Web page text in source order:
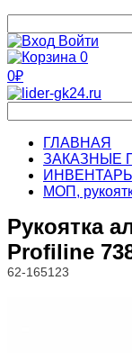
Войти
0
0₽
ГЛАВНАЯ
ЗАКАЗНЫЕ
ИНВЕНТАРЬ
МОП,
Рукоятка
Profiline
62-165123